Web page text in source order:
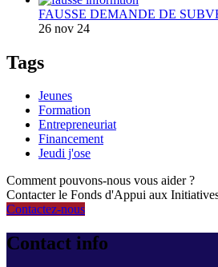
FAUSSE DEMANDE DE
26 nov 24
Tags
Jeunes
Formation
Entrepreneuriat
Financement
Jeudi j'ose
Comment pouvons-nous vous aider ?
Contacter le Fonds d'Appui aux
Contactez-nous
Contact info